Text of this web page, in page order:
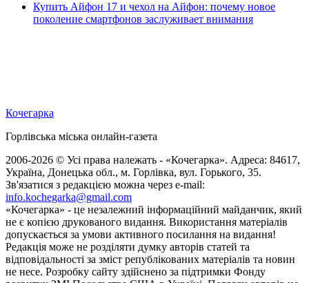
Купить Айфон 17 и чехол на Айфон: почему новое
поколение смартфонов заслуживает внимания
Кочегарка
Горлівська міська онлайн-газета
2006-2026 © Усі права належать - «Кочегарка». Адреса: 84617,
Україна, Донецька обл., м. Горлівка, вул. Горького, 35.
Зв'язатися з редакцією можна через e-mail:
info.kochegarka@gmail.com
«Кочегарка» - це незалежний інформаційний майданчик, який
не є копією друкованого видання. Використання матеріалів
допускається за умови активного посилання на видання!
Редакція може не розділяти думку авторів статей та
відповідальності за зміст републікованих матеріалів та новин
не несе. Розробку сайту здійснено за підтримки Фонду